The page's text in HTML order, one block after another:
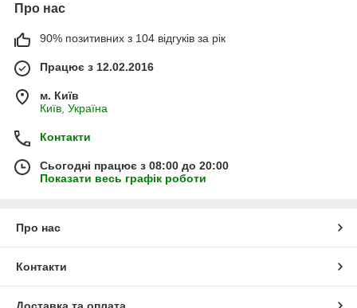
Про нас
90% позитивних з 104 відгуків за рік
Працює з 12.02.2016
м. Київ
Київ, Україна
Контакти
Сьогодні працює з 08:00 до 20:00
Показати весь графік роботи
Про нас
Контакти